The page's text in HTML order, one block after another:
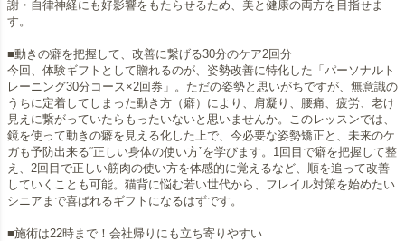
謝・自律神経にも好影響をもたらせるため、美と健康の両方を目指せま
す。
■動きの癖を把握して、改善に繋げる30分のケア2回分
今回、体験ギフトとして贈れるのが、姿勢改善に特化した「パーソナルト
レーニング30分コース×2回券」。ただの姿勢と思いがちですが、無意識の
うちに定着してしまった動き方（癖）により、肩凝り、腰痛、疲労、老け
見えに繋がっていたらもったいないと思いませんか。このレッスンでは、
鏡を使って動きの癖を見える化した上で、今必要な姿勢矯正と、未来のケ
ガも予防出来る“正しい身体の使い方”を学びます。1回目で癖を把握して整
え、2回目で正しい筋肉の使い方を体感的に覚えるなど、順を追って改善
していくことも可能。猫背に悩む若い世代から、フレイル対策を始めたい
シニアまで喜ばれるギフトになるはずです。
■施術は22時まで！会社帰りにも立ち寄りやすい